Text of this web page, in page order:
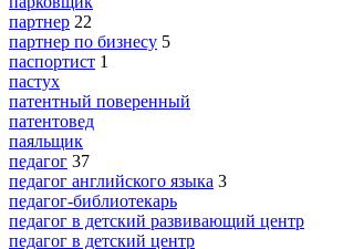
партнер 22
партнер по бизнесу 5
паспортист 1
пастух
патентный поверенный
патентовед
паяльщик
педагог 37
педагог английского языка 3
педагог-библиотекарь
педагог в детский развивающий центр
педагог в детский центр